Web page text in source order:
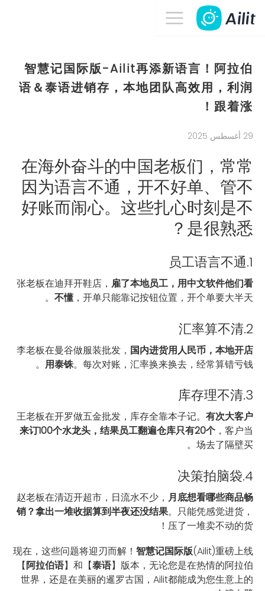
智慧记国际版-Ailit再添新语言！阿拉伯
语＆泰语进销存，本地团队高效用，利润
跟着涨！
29 أغسطس 2025
在海外奋斗的中国老板们，常常
因为语言不通，开不好单、管不
好账而闹心。这些扎心时刻是不
是很熟悉？
1.员工语言不通
张老板在迪拜开鞋店， 雇了本地员工，用中文软件他们看
不懂 ，开单只能靠记按钮位置，开个单要大半天。
2.汇率算不清
李老板在曼谷做服装批发， 国内进货用人民币，本地开店
用泰铢。每次对账，汇率换来换去，经常算错亏钱。
3.库存理不清
王老板在开罗做五金批发，库存全靠本子记。 有次大客户
来订100个水龙头，结果员工翻遍仓库只有20个 ，客户当
场去了隔壁买。
4.决策拍脑袋
赵老板在清迈开超市，日流水不少， 月底想看哪些商品畅
销？拿出一堆收据算到半夜还没结果。只能凭感觉进货，
压了一堆卖不动的货！
现在，这些问题将迎刃而解！ 智慧记国际版(Ailit)重磅上线
【阿拉伯语】和【泰语】版本，无论您是在热情的阿拉伯
世界，还是在美丽的暹罗古国，Ailit都能成为您生意上的